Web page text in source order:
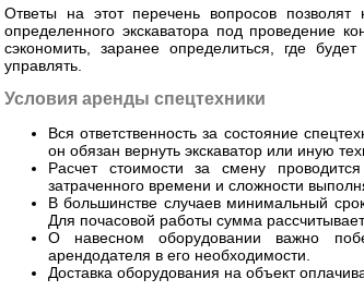
Ответы на этот перечень вопросов
определенного экскаватора под проведение
сэкономить, заранее определиться, где
управлять.
Условия аренды спецтехники
Вся ответственность за состояние
он обязан вернуть экскаватор или иную
Расчет стоимости за смену
затраченного времени и сложности
В большинстве случаев минимальный
Для почасовой работы сумма
О навесном оборудовании важно
арендодателя в его необходимости.
Доставка оборудования на объект